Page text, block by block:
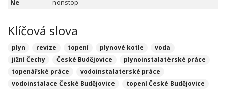
Ne
nonstop
Klíčová slova
plyn revize topení plynové kotle
voda
jižní Čechy
České Budějovice
plynoinstalatérské práce
topenářské práce
vodoinstalaterské práce
vodoinstalace České Budějovice
topení České Budějovice